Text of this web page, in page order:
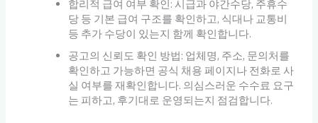
합리적 급여 여부 확인: 시급과 야간수당, 주휴수
당 등 기본 급여 구조를 확인하고, 식대나 교통비
등 추가 수당이 있는지 함께 확인합니다.
공고의 신뢰도 확인 방법: 업체명, 주소, 문의처를
확인하고 가능하면 공식 채용 페이지나 전화로 사
실 여부를 재확인합니다. 의심스러운 수수료 요구
는 피하고, 후기대로 운영되는지 점검합니다.